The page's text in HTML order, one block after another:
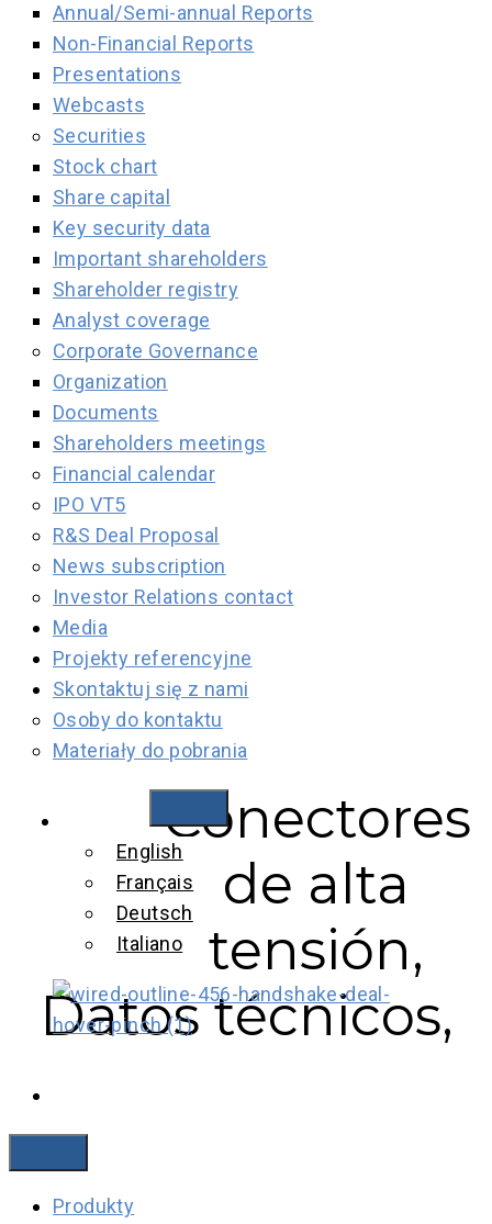
Annual/Semi-annual Reports
Non-Financial Reports
Presentations
Webcasts
Securities
Stock chart
Share capital
Key security data
Important shareholders
Shareholder registry
Analyst coverage
Corporate Governance
Organization
Documents
Shareholders meetings
Financial calendar
IPO VT5
R&S Deal Proposal
News subscription
Investor Relations contact
Media
Projekty referencyjne
Skontaktuj się z nami
Osoby do kontaktu
Materiały do pobrania
English
Français
Deutsch
Italiano
Produkty
Conectores de
alta tensión,
Datos
técnicos, Línea
C, ES
Conectores
de alta
tensión,
Datos técnicos,